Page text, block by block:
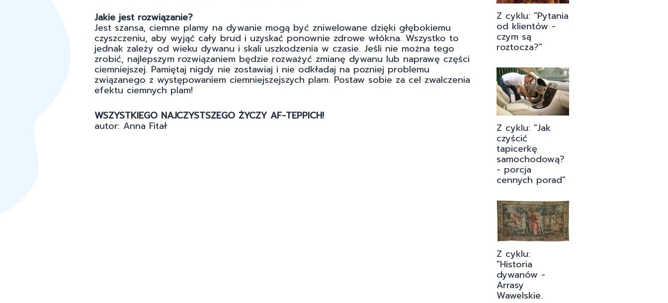
Jakie jest rozwiązanie?
Jest szansa, ciemne plamy na dywanie mogą być zniwelowane dzięki głębokiemu
czyszczeniu, aby wyjąć cały brud i uzyskać ponownie zdrowe włókna. Wszystko to
jednak zależy od wieku dywanu i skali uszkodzenia w czasie. Jeśli nie można tego
zrobić, najlepszym rozwiązaniem będzie rozważyć zmianę dywanu lub naprawę części
ciemniejszej. Pamiętaj nigdy nie zostawiaj i nie odkładaj na pozniej problemu
związanego z występowaniem ciemniejszejszych plam. Postaw sobie za cel zwalczenia
efektu ciemnych plam!
WSZYSTKIEGO NAJCZYSTSZEGO ŻYCZY AF-TEPPICH!
autor: Anna Fitał
Z cyklu: "Pytania
od klientów -
czym są
roztocza?"
Z cyklu: "Jak
czyścić
tapicerkę
samochodową?
- porcja
cennych porad"
Z cyklu:
"Historia
dywanów -
Arrasy
Wawelskie.